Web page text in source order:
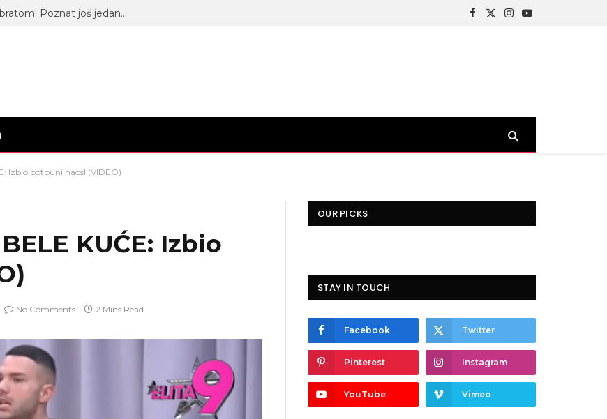
Filip Car presrećan jer ulazi sa svojim bratom! Poznat još jedan učesnik “Elite 10” – Obratio se javnosti i potvrdio Facebook
X
Instagram
YouTube
Izbio potpuni haos! (VIDEO)
KUĆE: Izbio
No Comments 2 Mins Read
OUR PICKS
STAY IN TOUCH
Facebook Twitter
Pinterest Instagram
YouTube Vimeo